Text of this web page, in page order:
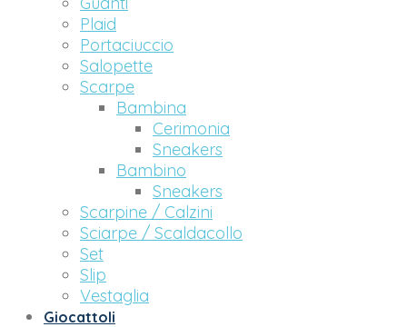
Plaid
Portaciuccio
Salopette
Scarpe
Bambina
Cerimonia
Sneakers
Bambino
Sneakers
Scarpine / Calzini
Sciarpe / Scaldacollo
Set
Slip
Vestaglia
Giocattoli